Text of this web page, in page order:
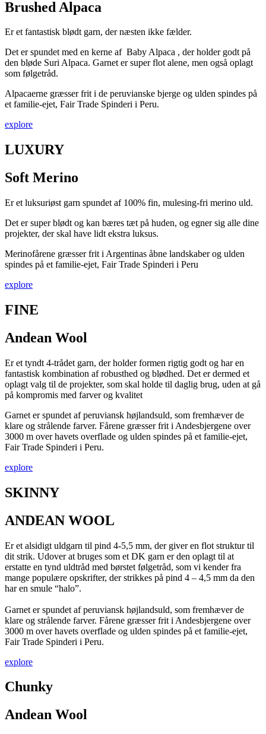
Brushed Alpaca
Er et fantastisk blødt garn, der næsten ikke fælder.
Det er spundet med en kerne af Baby Alpaca , der holder godt på
den bløde Suri Alpaca. Garnet ersuper flot alene, men også oplagt
som følgetråd.
Alpacaerne græsser frit i de peruvianske bjerge og ulden spindes på
et familie-ejet, Fair Trade Spinderi i Peru.
explore
LUXURY
Soft Merino
Er et luksuriøst garn spundet af 100% fin, mulesing-fri merino uld.
Det er super blødt og kan bæres tæt på huden, og egner sig alle dine
projekter, der skal have lidt ekstra luksus.
Merinofårene græsser frit i Argentinas åbne landskaber og ulden
spindes på et familie-ejet, Fair Trade Spinderi i Peru
explore
FINE
Andean Wool
Er et tyndt 4-trådet garn, der holder formen rigtig godt og har en
fantastisk kombination af robusthed og blødhed. Det er dermed et
oplagt valg til de projekter, som skal holde til daglig brug, uden at gå
på kompromis med farver og kvalitet
Garnet er spundet af peruviansk højlandsuld, som fremhæver de
klare og strålende farver. Fårene græsser frit i Andesbjergene over
3000 m over havets overflade og ulden spindes på et familie-ejet,
Fair Trade Spinderi i Peru.
explore
SKINNY
ANDEAN WOOL
Er et alsidigt uldgarn til pind 4-5,5 mm, der giver en flot struktur til
dit strik. Udover at bruges som et DK garn er den oplagt til at
erstatte en tynd uldtråd med børstet følgetråd, som vi kender fra
mange populære opskrifter, der strikkes på pind 4 – 4,5 mm da den
har en smule “halo”.
Garnet er spundet af peruviansk højlandsuld, som fremhæver de
klare og strålende farver. Fårene græsser frit i Andesbjergene over
3000 m over havets overflade og ulden spindes på et familie-ejet,
Fair Trade Spinderi i Peru.
explore
Chunky
Andean Wool